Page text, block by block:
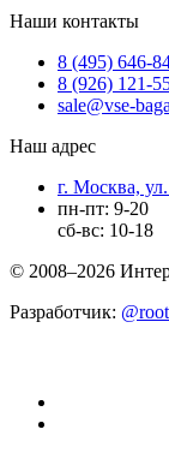
Наши контакты
8 (495) 646-
8 (926) 121-
sale@vse-
Наш адрес
г. Москва,
пн-пт: 9-20
сб-вс: 10-18
© 2008–2026
Разработчик: